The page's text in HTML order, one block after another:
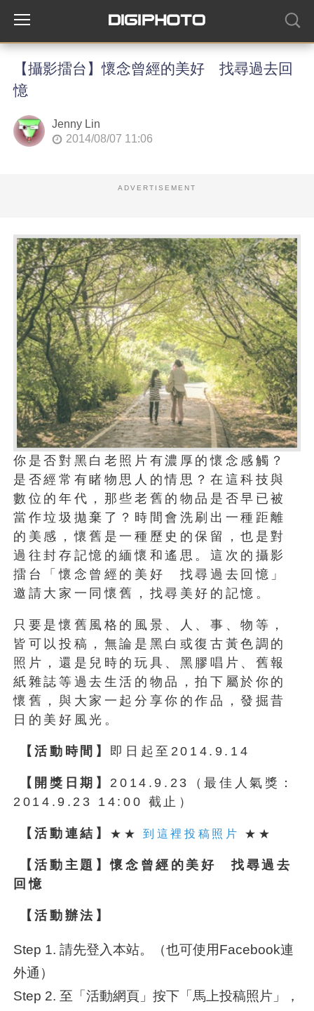
【攝影擂台】懷念曾經的美好 找尋過去回
憶
Jenny Lin
2014/08/07 11:06
ADVERTISEMENT
你是否對黑白老照片有濃厚的懷念感觸？
是否經常有睹物思人的情思？在這科技與
數位的年代，那些老舊的物品是否早已被
當作垃圾拋棄了？時間會洗刷出一種距離
的美感，懷舊是一種歷史的保留，也是對
過往封存記憶的緬懷和遙思。這次的攝影
擂台「懷念曾經的美好 找尋過去回憶」
邀請大家一同懷舊，找尋美好的記憶。
只要是懷舊風格的風景、人、事、物等，
皆可以投稿，無論是黑白或復古黃色調的
照片，還是兒時的玩具、黑膠唱片、舊報
紙雜誌等過去生活的物品，拍下屬於你的
懷舊，與大家一起分享你的作品，發掘昔
日的美好風光。
【活動時間】 即日起至2014.9.14
【開獎日期】 2014.9.23（最佳人氣獎：
2014.9.23 14:00 截止）
【活動連結】 ★★到這裡投稿照片 ★★
【活動主題】懷念曾經的美好 找尋過去
回憶
【活動辦法】
Step 1. 請先登入本站。（也可使用Facebook連
外通）
Step 2. 至「活動網頁」按下「馬上投稿照片」，